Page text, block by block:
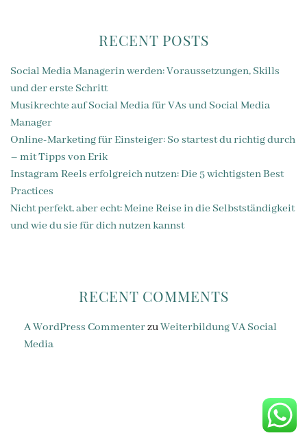
RECENT POSTS
Social Media Managerin werden: Voraussetzungen, Skills
und der erste Schritt
Musikrechte auf Social Media für VAs und Social Media
Manager
Online-Marketing für Einsteiger: So startest du richtig durch
– mit Tipps von Erik
Instagram Reels erfolgreich nutzen: Die 5 wichtigsten Best
Practices
Nicht perfekt, aber echt: Meine Reise in die Selbstständigkeit
und wie du sie für dich nutzen kannst
RECENT COMMENTS
A WordPress CommenterzuWeiterbildung VA Social
Media